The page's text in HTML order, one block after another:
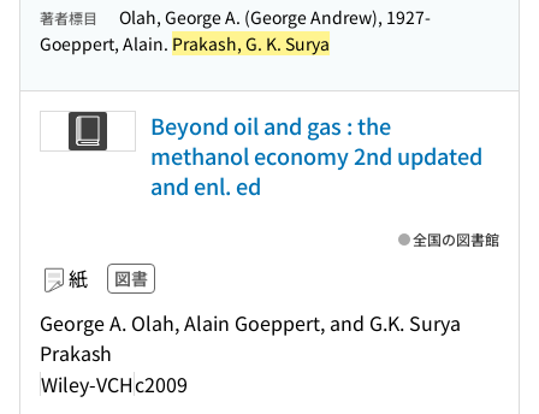
著者標目
Olah, George A. (George Andrew), 1927-
Goeppert, Alain. Prakash, G. K. Surya
Beyond oil and gas : the
methanol economy 2nd updated
and enl. ed
紙 図書
George A. Olah, Alain Goeppert, and G.K. Surya
Prakash
Wiley-VCHc2009
全国の図書館